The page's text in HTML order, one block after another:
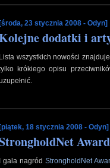
[środa, 23 stycznia 2008 - Odyn]
dodatki i
Lista wszystkich nowości
krókiego opisu
[piątek, 18 stycznia 2008 - Odyn]
I gala nagródStrongholdNet